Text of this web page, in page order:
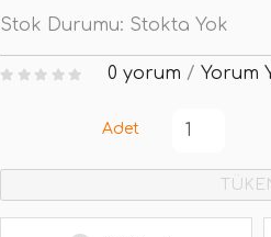
Stok Durumu: Stokta Yok
0 yorum / Yorum
Adet